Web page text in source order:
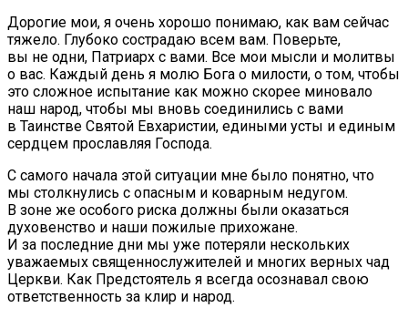
Дорогие мои, я очень хорошо понимаю, как вам сейчас
тяжело. Глубоко сострадаю всем вам. Поверьте,
вы не одни, Патриарх с вами. Все мои мысли и молитвы
о вас. Каждый день я молю Бога о милости, о том, чтобы
это сложное испытание как можно скорее миновало
наш народ, чтобы мы вновь соединились с вами
в Таинстве Святой Евхаристии, едиными усты и единым
сердцем прославляя Господа.
С самого начала этой ситуации мне было понятно, что
мы столкнулись с опасным и коварным недугом.
В зоне же особого риска должны были оказаться
духовенство и наши пожилые прихожане.
И за последние дни мы уже потеряли нескольких
уважаемых священнослужителей и многих верных чад
Церкви. Как Предстоятель я всегда осознавал свою
ответственность за клир и народ.